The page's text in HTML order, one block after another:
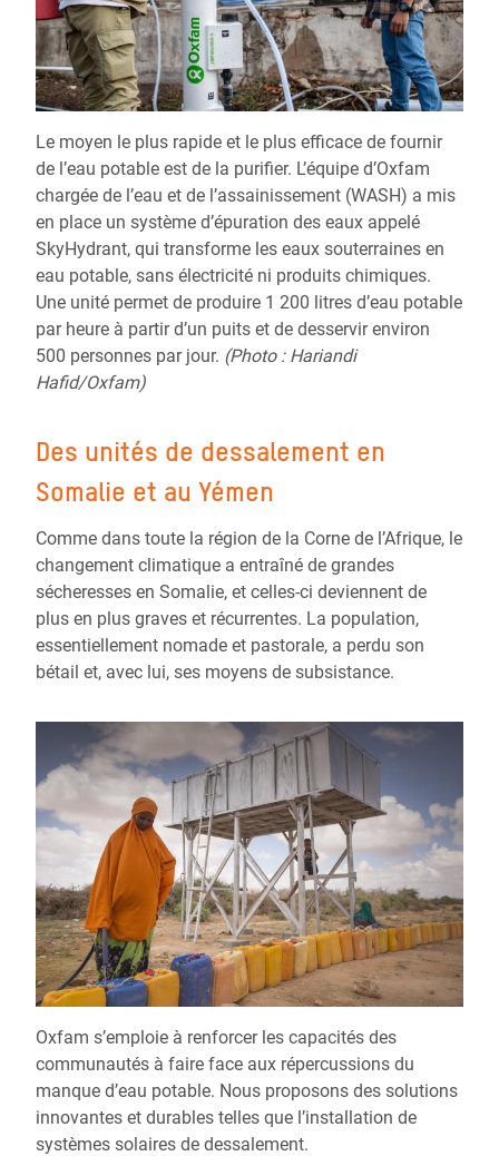
Le moyen le plus rapide et le plus efficace de fournir
de l’eau potable est de la purifier. L’équipe d’Oxfam
chargée de l’eau et de l’assainissement (WASH) a mis
en place un système d’épuration des eaux appelé
SkyHydrant, qui transforme les eaux souterraines en
eau potable, sans électricité ni produits chimiques.
Une unité permet de produire 1 200 litres d’eau potable
par heure à partir d’un puits et de desservir environ
500 personnes par jour. (Photo : Hariandi
Hafid/Oxfam)
Des unités de dessalement en
Somalie et au Yémen
Comme dans toute la région de la Corne de l’Afrique, le
changement climatique a entraîné de grandes
sécheresses en Somalie, et celles-ci deviennent de
plus en plus graves et récurrentes. La population,
essentiellement nomade et pastorale, a perdu son
bétail et, avec lui, ses moyens de subsistance.
Oxfam s’emploie à renforcer les capacités des
communautés à faire face aux répercussions du
manque d’eau potable. Nous proposons des solutions
innovantes et durables telles que l’installation de
systèmes solaires de dessalement.